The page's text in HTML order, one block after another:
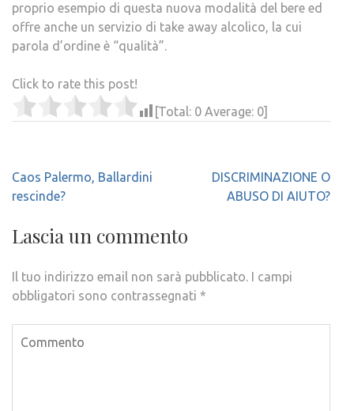
proprio esempio di questa nuova modalità del bere ed
offre anche un servizio di take away alcolico, la cui
parola d’ordine è “qualità”.
Click to rate this post!
[Total: 0 Average: 0]
Navigazione
articoli
Caos Palermo, Ballardini
rescinde?
DISCRIMINAZIONE O
ABUSO DI AIUTO?
Lascia un commento
Il tuo indirizzo email non sarà pubblicato. I campi
obbligatori sono contrassegnati *